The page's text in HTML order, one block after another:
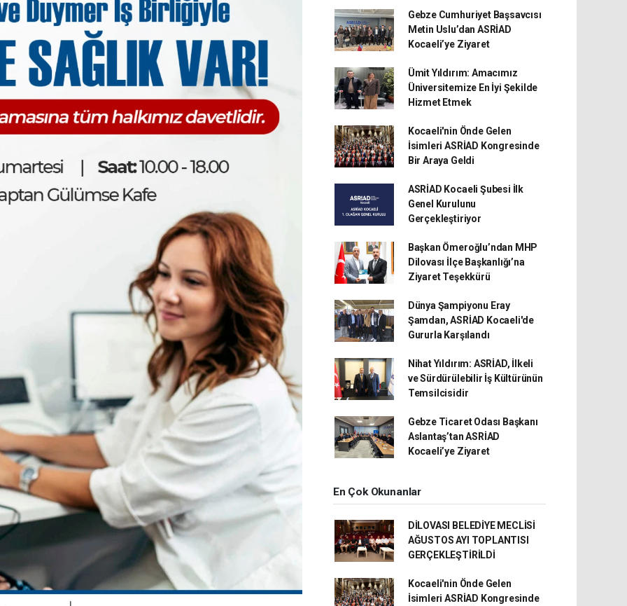
Gebze Cumhuriyet Başsavcısı
Metin Uslu’dan ASRİAD
Kocaeli’ye Ziyaret
Ümit Yıldırım: Amacımız
Üniversitemize En İyi Şekilde
Hizmet Etmek
Kocaeli'nin Önde Gelen
İsimleri ASRİAD Kongresinde
Bir Araya Geldi
ASRİAD Kocaeli Şubesi İlk
Genel Kurulunu
Gerçekleştiriyor
Başkan Ömeroğlu’ndan MHP
Dilovası İlçe Başkanlığı’na
Ziyaret Teşekkürü
Dünya Şampiyonu Eray
Şamdan, ASRİAD Kocaeli'de
Gururla Karşılandı
Nihat Yıldırım: ASRİAD, İlkeli
ve Sürdürülebilir İş Kültürünün
Temsilcisidir
Gebze Ticaret Odası Başkanı
Aslantaş’tan ASRİAD
Kocaeli’ye Ziyaret
En Çok Okunanlar
DİLOVASI BELEDİYE MECLİSİ
AĞUSTOS AYI TOPLANTISI
GERÇEKLEŞTİRİLDİ
Kocaeli'nin Önde Gelen
İsimleri ASRİAD Kongresinde